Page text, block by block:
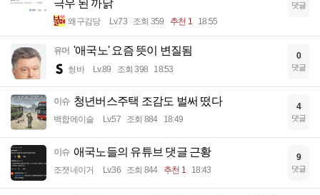
극우 된 까닭
왜구김당 Lv.73 조회 359 추천 1 18:55
댓글
유머 '애국노' 요즘 뜻이 변질됨
썽바 Lv.89 조회 398 18:53
0
댓글
이슈 청년버스주택 조감도 벌써 떴다
백합에이슬 Lv.57 조회 884 18:49
4
댓글
이슈 애국노들의 유튜브 댓글 근황
조졋네이거 Lv.36 조회 844 추천 1 18:43
9
댓글